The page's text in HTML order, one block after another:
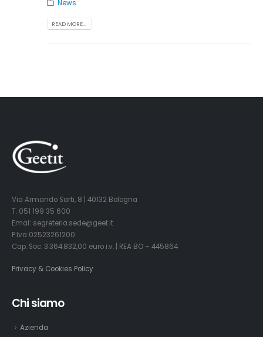
News
READ MORE...
Via Armando Sarti, 8 | 40132 Bologna
T. 051 199 35 600
Emal: segreteria.sede@geet.it
P.Iva 02523261200
Cap. Soc. 3.364.832,00 euro i.v. | REA BO – 445864
Privacy & Cookies Policy
Chi siamo
Azienda